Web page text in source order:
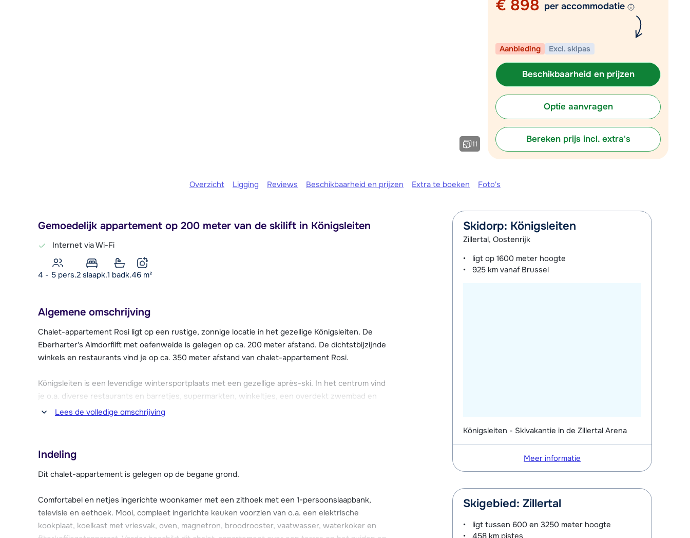
Plan een terugbelverzoek
Chat met wintersportspecialist
Bel ons via 03 3037838
11
€ 898 per accommodatie
Aanbieding Excl. skipas
Beschikbaarheid en prijzen
Optie aanvragen
Bereken prijs incl. extra's
Overzicht Ligging Reviews Beschikbaarheid en prijzen Extra te boeken Foto's
Gemoedelijk appartement op 200 meter van de skilift in Königsleiten
Internet via Wi-Fi
4 - 5 pers.2 slaapk.1 badk.46 m²
Algemene omschrijving
Chalet-appartement Rosi ligt op een rustige, zonnige locatie in het gezellige Königsleiten. De
Eberharter's Almdorflift met oefenweide is gelegen op ca. 200 meter afstand. De dichtstbijzijnde
winkels en restaurants vind je op ca. 350 meter afstand van chalet-appartement Rosi.
Königsleiten is een levendige wintersportplaats met een gezellige après-ski. In het centrum vind
je o.a. diverse restaurants en barretjes, supermarkten, winkeltjes, een overdekt zwembad en
enkele wellnessvoorzieningen. Verder zijn er twee skischolen in het dorp en zijn er mogelijkheden
appartement is netjes en comfortabel ingericht en beschikt o.a. over een terras op het zuiden. Er
is parkeergelegenheid voor 2 auto's aanwezig bij het chalet. Tevens beschikt het chalet over Wi-Fi
Ligging op plattegrond: D2, nr. 268 (zie link bij plaats Konigsleiten).
Lees de volledige omschrijving
Indeling
Dit chalet-appartement is gelegen op de begane grond.
Comfortabel en netjes ingerichte woonkamer met een zithoek met een 1-persoonslaapbank,
televisie en eethoek. Mooi, compleet ingerichte keuken voorzien van o.a. een elektrische
kookplaat, koelkast met vriesvak, oven, magnetron, broodrooster, vaatwasser, waterkoker en
Skidorp: Königsleiten
Zillertal, Oostenrijk
ligt op1600 meter hoogte
925 km vanaf Brussel
Königsleiten - Skivakantie in de Zillertal Arena
Meer informatie
Skigebied: Zillertal
ligt tussen 600 en 3250 meter hoogte
458 km pistes